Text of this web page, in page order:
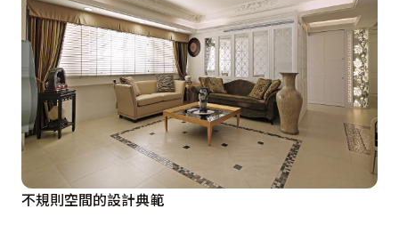
不規則空間的設計典範